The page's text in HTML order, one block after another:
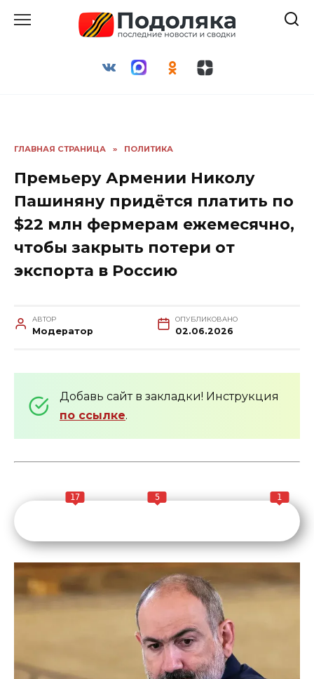
ГЛАВНАЯ СТРАНИЦА » ПОЛИТИКА
Премьеру Армении Николу
Пашиняну придётся платить по
$22 млн фермерам ежемесячно,
чтобы закрыть потери от
экспорта в Россию
АВТОР
Модератор
ОПУБЛИКОВАНО
02.06.2026
Добавь сайт в закладки! Инструкция
по ссылке.
17 5 1